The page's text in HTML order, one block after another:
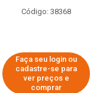
Código: 38368
Faça seu login ou
cadastre-se para
ver preços e
comprar